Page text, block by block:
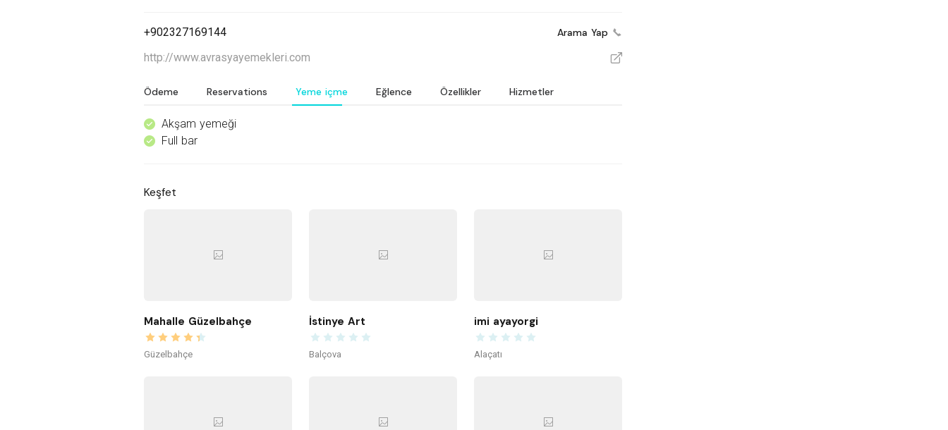
+902327169144 Arama Yap
http://www.avrasyayemekleri.com V
Ödeme Reservations Yeme içme Eğlence Özellikler Hizmetler
^ Akşam yemeği
^ Full bar
Keşfet
Mahalle Güzelbahçe
Güzelbahçe
İstinye Art
Balçova
imi ayayorgi
Alaçatı